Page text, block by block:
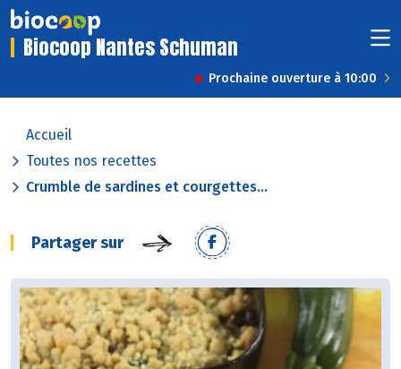
Biocoop Nantes Schuman
Prochaine ouverture à 10:00
Accueil
Toutes nos recettes
Crumble de sardines et courgettes...
Partager sur